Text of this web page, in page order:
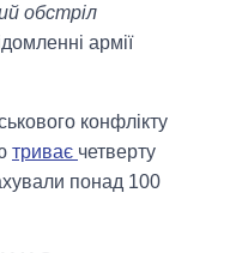
обстріл
армії
конфлікту
триває четверту
понад 100